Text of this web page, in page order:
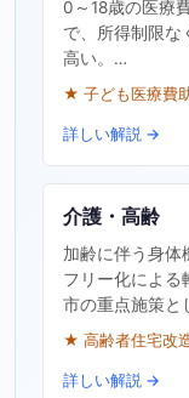
0～18歳の医療
で、所得制限な
高い。…
★ 子ども医療費
詳しい解説 →
介護・高齢
加齢に伴う身体
フリー化による
市の重点施策と
★ 高齢者住宅改
詳しい解説 →